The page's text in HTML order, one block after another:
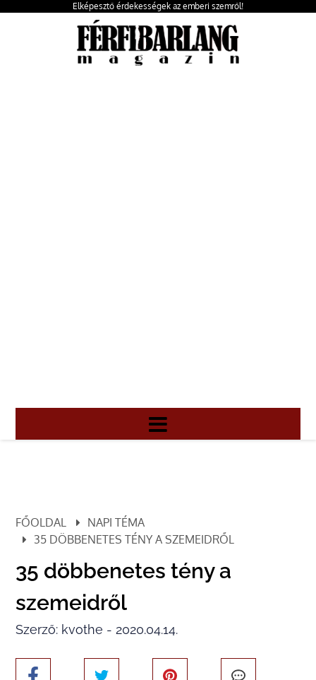
Elképesztő érdekességek az emberi szemről!
FŐOLDAL
NAPI TÉMA
35 DÖBBENETES TÉNY A SZEMEIDRŐL
35 döbbenetes tény a
szemeidről
Szerző: kvothe - 2020.04.14.